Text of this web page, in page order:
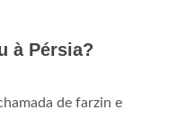
à Pérsia?
de farzin e